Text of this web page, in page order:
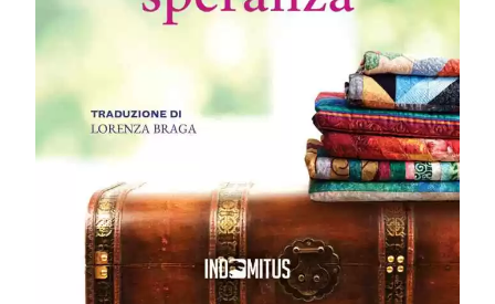
L’amato lascito di
una nonna
cambierà per